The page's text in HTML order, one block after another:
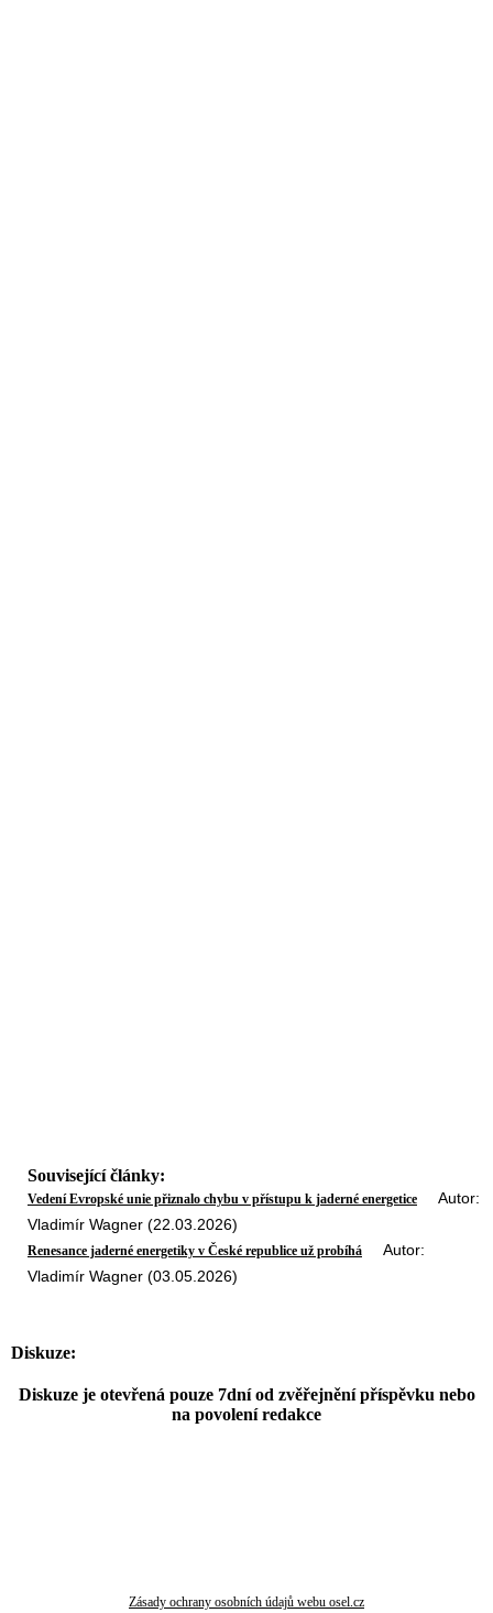
Související články:
Vedení Evropské unie přiznalo chybu v přístupu k jaderné energetice Autor:
Vladimír Wagner (22.03.2026)
Renesance jaderné energetiky v České republice už probíhá Autor:
Vladimír Wagner (03.05.2026)
Diskuze:
Diskuze je otevřená pouze 7dní od zvěřejnění příspěvku nebo
na povolení redakce
Zásady ochrany osobních údajů webu osel.cz